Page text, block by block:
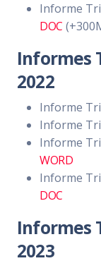
Informe
DOC
Informes
2022
Informe
Informe
Informe
WORD
Informe
DOC
Informes
2023